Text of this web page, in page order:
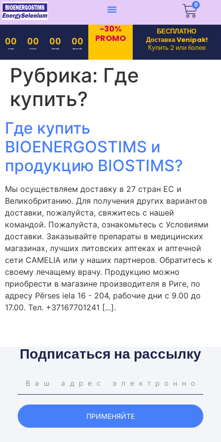
0
00
Days
00
Hours
00
Minutes
00
Seconds
-30%
PROMO
БЕСПЛАТНО
Доставка Venipak!
Купить 2 или более
Рубрика: Где
купить?
Где купить
BIOENERGOSTIMS и
продукцию BIOSTIMS?
Мы осуществляем доставку в 27 стран ЕС и
Великобританию. Для получения других вариантов
доставки, пожалуйста, свяжитесь с нашей
командой. Пожалуйста, ознакомьтесь с Условиями
доставки. Заказывайте препараты в медицинских
магазинах, лучших литовских аптеках и аптечной
сети CAMELIA или у наших партнеров. Обратитесь к
своему лечащему врачу. Продукцию можно
приобрести в магазине производителя в Риге, по
адресу Pērses iela 16 - 204, рабочие дни с 9.00 до
17.00. Тел. +37167701241 [...].
Подписаться на рассылку
ПРИМЕНЯЙТЕ